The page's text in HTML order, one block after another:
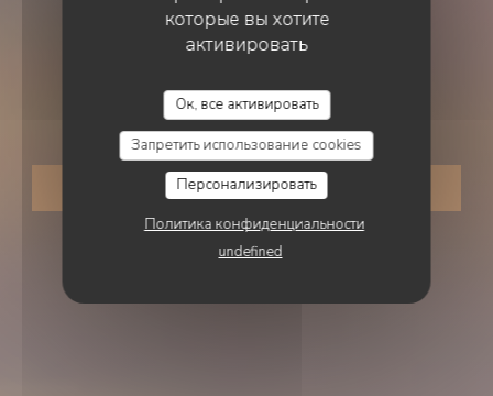
которые вы хотите
активировать
Ок, все активировать
Запретить использование cookies
Персонализировать
Политика конфиденциальности
undefined
Le Roi de la Moule
ЗАБРОНИРОВАТЬ СТОЛИК